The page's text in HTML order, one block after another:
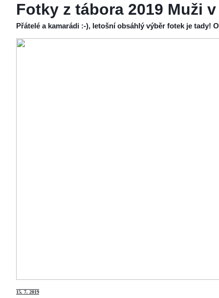
Fotky z tábora 2019 Muži
Přátelé a kamarádi :-), letošní obsáhlý výběr fotek je tady!
15. 7. 2019